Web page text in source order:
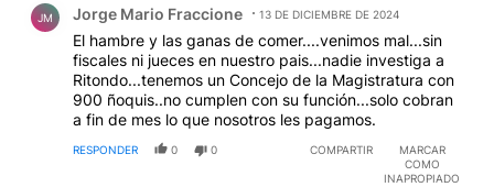
JM Jorge Mario Fraccione 13 DE DICIEMBRE DE 2024
El hambre y las ganas de comer....venimos mal...sin
fiscales ni jueces en nuestro pais...nadie investiga a
Ritondo...tenemos un Concejo de la Magistratura con
900 ñoquis..no cumplen con su función...solo cobran
a fin de mes lo que nosotros les pagamos.
RESPONDER 0 0 COMPARTIR
MARCAR
COMO
INAPROPIADO